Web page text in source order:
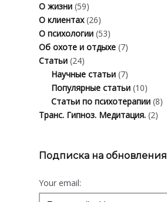
О жизни (59)
О клиентах(26)
О психологии (53)
Об охоте и отдыхе (7)
Статьи (24)
Научные статьи (7)
Популярные статьи (10)
Статьи по психотерапии (8)
Транс. Гипноз. Медитация. (2)
Подписка на обновления
Your email: